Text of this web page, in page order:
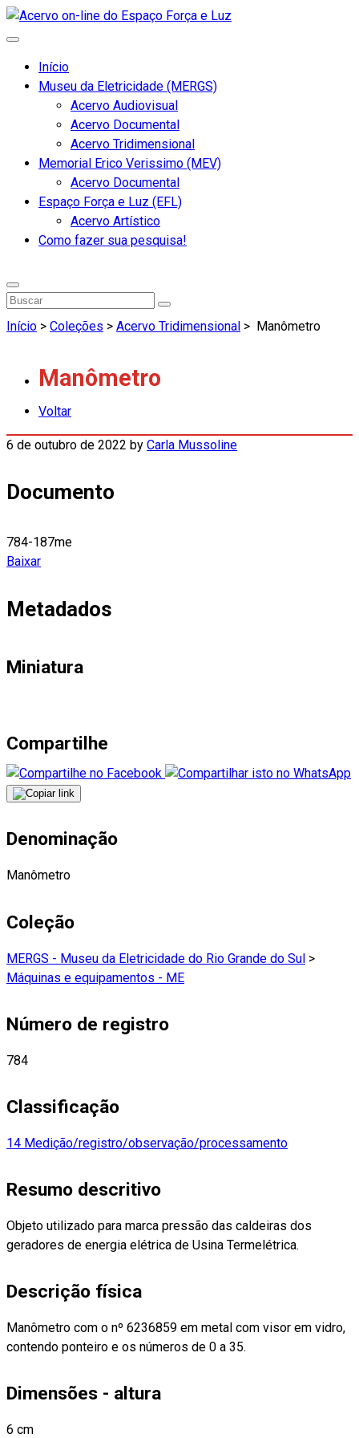
Início
Museu da Eletricidade (MERGS)
Acervo Audiovisual
Acervo Documental
Acervo Tridimensional
Memorial Erico Verissimo (MEV)
Acervo Documental
Espaço Força e Luz (EFL)
Acervo Artístico
Como fazer sua pesquisa!
Início > Coleções > Acervo Tridimensional > Manômetro
Manômetro
Voltar
6 de outubro de 2022 by Carla Mussoline
Documento
784-187me
Baixar
Metadados
Miniatura
Compartilhe
Denominação
Manômetro
Coleção
MERGS - Museu da Eletricidade do Rio Grande do Sul >
Máquinas e equipamentos - ME
Número de registro
784
Classificação
14 Medição/registro/observação/processamento
Resumo descritivo
Objeto utilizado para marca pressão das caldeiras dos
geradores de energia elétrica de Usina Termelétrica.
Descrição física
Manômetro com o nº 6236859 em metal com visor em vidro,
contendo ponteiro e os números de 0 a 35.
Dimensões - altura
6 cm